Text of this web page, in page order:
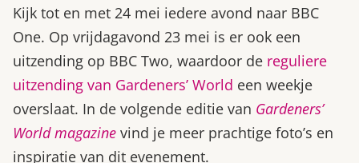
Kijk tot en met 24 mei iedere avond naar BBC
One. Op vrijdagavond 23 mei is er ook een
uitzending op BBC Two, waardoor de reguliere
uitzending van Gardeners’ World een weekje
overslaat. In de volgende editie van Gardeners’
World magazine vind je meer prachtige foto’s en
inspiratie van dit evenement.